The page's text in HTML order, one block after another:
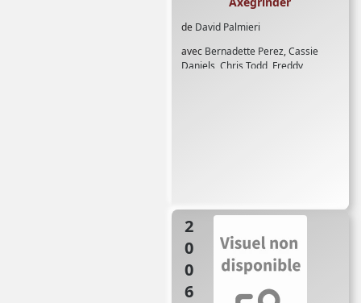
de David Palmieri
avec Bernadette Perez,Cassie
Daniels Chris Todd, Freddy
2006